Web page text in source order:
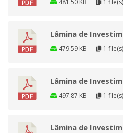
481.50 KB 1 file(s)
Lâmina de
479.59 KB 1 file(s)
Lâmina de
497.87 KB 1 file(s)
Lâmina de